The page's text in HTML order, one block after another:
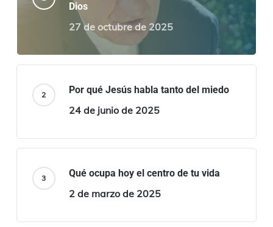
Dios
27 de octubre de 2025
Por qué Jesús habla tanto del miedo
24 de junio de 2025
Qué ocupa hoy el centro de tu vida
2 de marzo de 2025